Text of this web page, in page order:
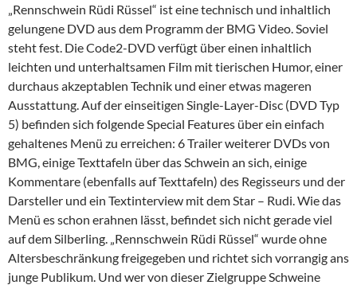
„Rennschwein Rüdi Rüssel“ ist eine technisch und inhaltlich
gelungene DVD aus dem Programm der BMG Video. Soviel
steht fest. Die Code2-DVD verfügt über einen inhaltlich
leichten und unterhaltsamen Film mit tierischen Humor, einer
durchaus akzeptablen Technik und einer etwas mageren
Ausstattung. Auf der einseitigen Single-Layer-Disc (DVD Typ
5) befinden sich folgende Special Features über ein einfach
gehaltenes Menü zu erreichen: 6 Trailer weiterer DVDs von
BMG, einige Texttafeln über das Schwein an sich, einige
Kommentare (ebenfalls auf Texttafeln) des Regisseurs und der
Darsteller und ein Textinterview mit dem Star – Rudi. Wie das
Menü es schon erahnen lässt, befindet sich nicht gerade viel
auf dem Silberling. „Rennschwein Rüdi Rüssel“ wurde ohne
Altersbeschränkung freigegeben und richtet sich vorrangig ans
junge Publikum. Und wer von dieser Zielgruppe Schweine